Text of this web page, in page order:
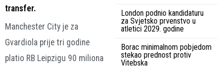
transfer.
Manchester City je za
Gvardiola prije tri godine
platio RB Leipzigu 90 miliona
London podnio kandidaturu
za Svjetsko prvenstvo u
atletici 2029. godine
Borac minimalnom pobjedom
stekao prednost protiv
Vitebska